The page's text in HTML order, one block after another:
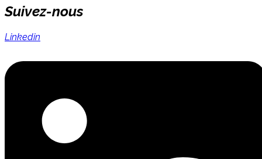
Suivez-nous
Linkedin